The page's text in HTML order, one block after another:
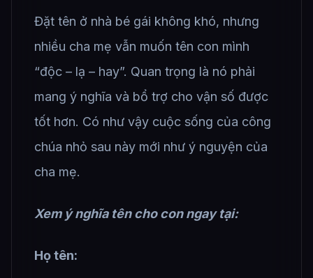
Đặt tên ở nhà bé gái không khó, nhưng
nhiều cha mẹ vẫn muốn tên con mình
“độc – lạ – hay”. Quan trọng là nó phải
mang ý nghĩa và bổ trợ cho vận số được
tốt hơn. Có như vậy cuộc sống của công
chúa nhỏ sau này mới như ý nguyện của
cha mẹ.
Xem ý nghĩa tên cho con ngay tại:
Họ tên: